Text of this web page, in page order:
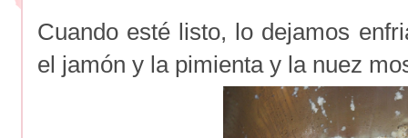
Cuando esté listo, lo dejamos
el jamón y la pimienta y la nuez